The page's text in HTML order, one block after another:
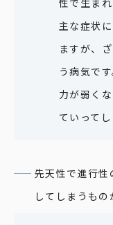
性で生まれ
主な症状
ますが、
う病気で
力が弱く
ていってし
先天性で進行性
してしまうも